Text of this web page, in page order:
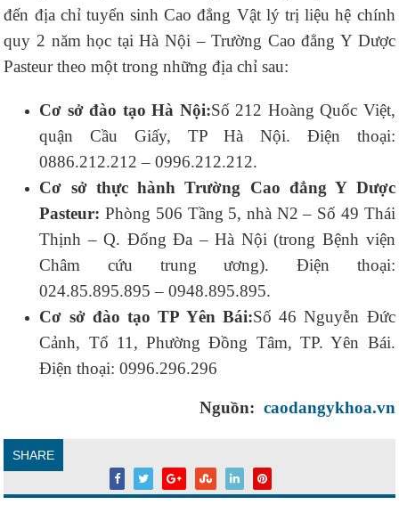
đến địa chỉ tuyển sinh Cao đẳng Vật lý trị liệu hệ chính
quy 2 năm học tại Hà Nội – Trường Cao đẳng Y Dược
Pasteur theo một trong những địa chỉ sau:
Cơ sở đào tạo Hà Nội:Số 212 Hoàng Quốc Việt,
quận Cầu Giấy, TP Hà Nội. Điện thoại:
0886.212.212 – 0996.212.212.
Cơ sở thực hành Trường Cao đẳng Y Dược
Pasteur:Phòng 506 Tầng 5, nhà N2 – Số 49 Thái
Thịnh – Q. Đống Đa – Hà Nội (trong Bệnh viện
Châm cứu trung ương). Điện thoại:
024.85.895.895 – 0948.895.895.
Cơ sở đào tạo TP Yên Bái:Số 46 Nguyễn Đức
Cảnh, Tổ 11, Phường Đồng Tâm, TP. Yên Bái.
Điện thoại: 0996.296.296
Nguồn: caodangykhoa.vn
SHARE